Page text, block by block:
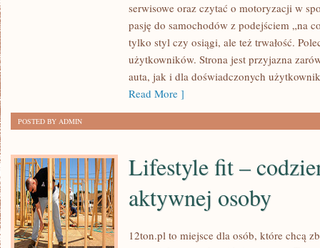
PRZYSZŁOŚĆ
serwisowe oraz czytać o motoryzacji w
pasję do samochodów z podejściem „na
tylko styl czy osiągi, ale też trwałość.
użytkowników. Strona jest przyjazna
auta, jak i dla doświadczonych
Read More ]
POSTED BY ADMIN
Lifestyle fit –
aktywnej osoby
12ton.pl to miejsce dla osób, które chcą